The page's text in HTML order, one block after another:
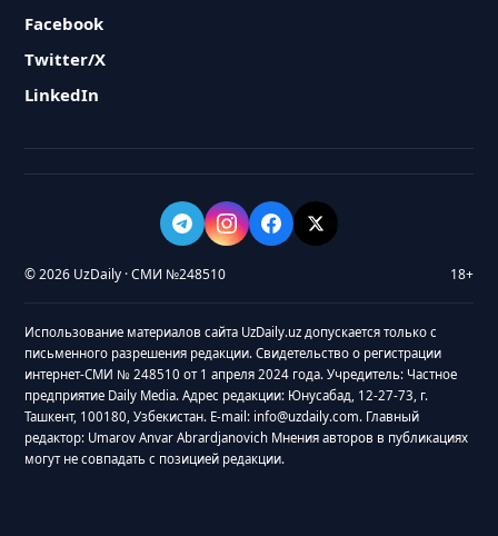
Facebook
Twitter/X
LinkedIn
© 2026 UzDaily · СМИ №248510 18+
Использование материалов сайта UzDaily.uz допускается только с
письменного разрешения редакции. Свидетельство о регистрации
интернет-СМИ № 248510 от 1 апреля 2024 года. Учредитель: Частное
предприятие Daily Media. Адрес редакции: Юнусабад, 12-27-73, г.
Ташкент, 100180, Узбекистан. E-mail: info@uzdaily.com. Главный
редактор: Umarov Anvar Abrardjanovich Мнения авторов в публикациях
могут не совпадать с позицией редакции.